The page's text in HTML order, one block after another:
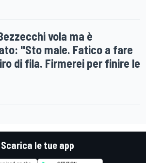
vola ma è
"Sto male. Fatico a fare
di fila. Firmerei per finire le
Scarica le tue app